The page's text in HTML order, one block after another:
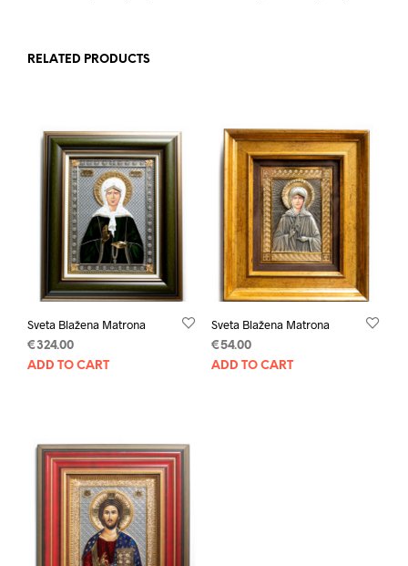
RELATED PRODUCTS
Sveta Blažena Matrona
€324.00
ADD TO CART
Sveta Blažena Matrona
€54.00
ADD TO CART